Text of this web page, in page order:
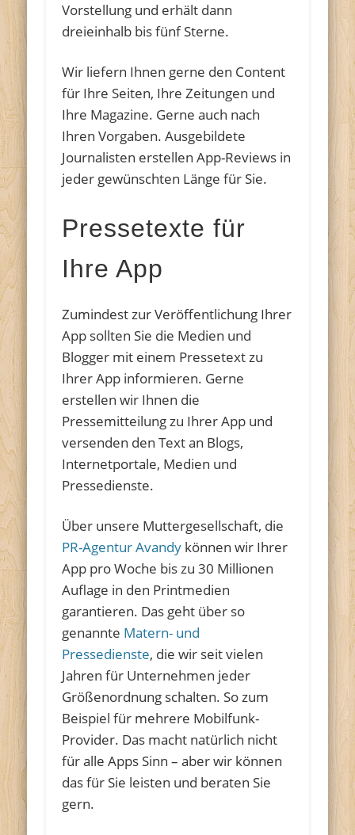
Vorstellung und erhält dann
dreieinhalb bis fünf Sterne.
Wir liefern Ihnen gerne den Content
für Ihre Seiten, Ihre Zeitungen und
Ihre Magazine. Gerne auch nach
Ihren Vorgaben. Ausgebildete
Journalisten erstellen App-Reviews in
jeder gewünschten Länge für Sie.
Pressetexte für
Ihre App
Zumindest zur Veröffentlichung Ihrer
App sollten Sie die Medien und
Blogger mit einem Pressetext zu
Ihrer App informieren. Gerne
erstellen wir Ihnen die
Pressemitteilung zu Ihrer App und
versenden den Text an Blogs,
Internetportale, Medien und
Pressedienste.
Über unsere Muttergesellschaft, die
PR-Agentur Avandy können wir Ihrer
App pro Woche bis zu 30 Millionen
Auflage in den Printmedien
garantieren. Das geht über so
genannte Matern- und
Pressedienste, die wir seit vielen
Jahren für Unternehmen jeder
Größenordnung schalten. So zum
Beispiel für mehrere Mobilfunk-
Provider. Das macht natürlich nicht
für alle Apps Sinn – aber wir können
das für Sie leisten und beraten Sie
gern.